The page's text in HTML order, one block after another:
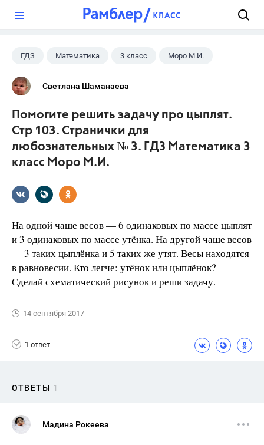
ГДЗ Математика 3 класс Моро М.И.
Светлана Шаманаева
Помогите решить задачу про цыплят.
Стр 103. Странички для
любознательных № 3. ГДЗ Математика 3
класс Моро М.И.
На одной чаше весов — 6 одинаковых по массе цыплят
и 3 одинаковых по массе утёнка. На другой чаше весов
— 3 таких цыплёнка и 5 таких же утят. Весы находятся
в равновесии. Кто легче: утёнок или цыплёнок?
Сделай схематический рисунок и реши задачу.
14 сентября 2017
1 ответ
ОТВЕТЫ 1
Мадина Рокеева